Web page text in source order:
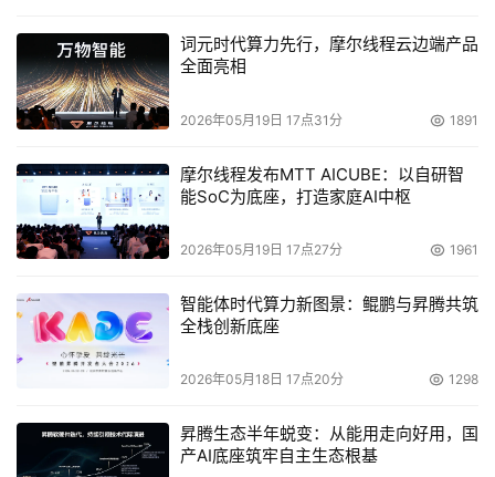
词元时代算力先行，摩尔线程云边端产品
全面亮相
2026年05月19日 17点31分 1891
摩尔线程发布MTT AICUBE：以自研智
能SoC为底座，打造家庭AI中枢
2026年05月19日 17点27分 1961
智能体时代算力新图景：鲲鹏与昇腾共筑
全栈创新底座
2026年05月18日 17点20分 1298
昇腾生态半年蜕变：从能用走向好用，国
产AI底座筑牢自主生态根基